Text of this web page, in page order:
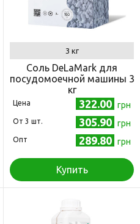
3 кг
Соль DeLaMark для
посудомоечной машины 3
кг
Цена 322.00 грн
Oт 3 шт. 305.90 грн
Опт 289.80 грн
Купить